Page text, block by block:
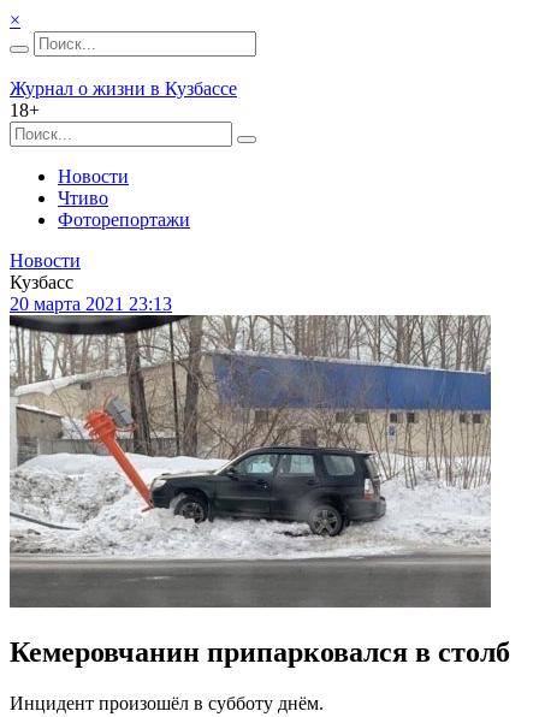
×
Журнал о жизни в Кузбассе
18+
Новости
Чтиво
Фоторепортажи
Новости
Кузбасс
20 марта 2021 23:13
Кемеровчанин припарковался в столб
Инцидент произошёл в субботу днём.